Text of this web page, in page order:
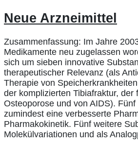
Neue Arzneimittel
Zusammenfassung: Im Jahre
Medikamente neu zugelassen
sich um sieben innovative
therapeutischer Relevanz (als
Therapie von
der komplizierten Tibiafraktur, der
Osteoporose und von AIDS).
zumindest eine verbesserte
Pharmakokinetik. Fünf weitere
Molekülvariationen und als